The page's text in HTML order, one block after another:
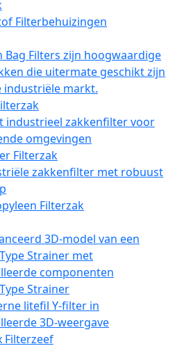
Filterbehuizingen
Filterzak
Filterzak
Strainer
Filterzeef